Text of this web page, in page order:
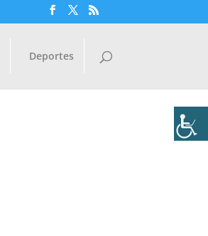
Deportes